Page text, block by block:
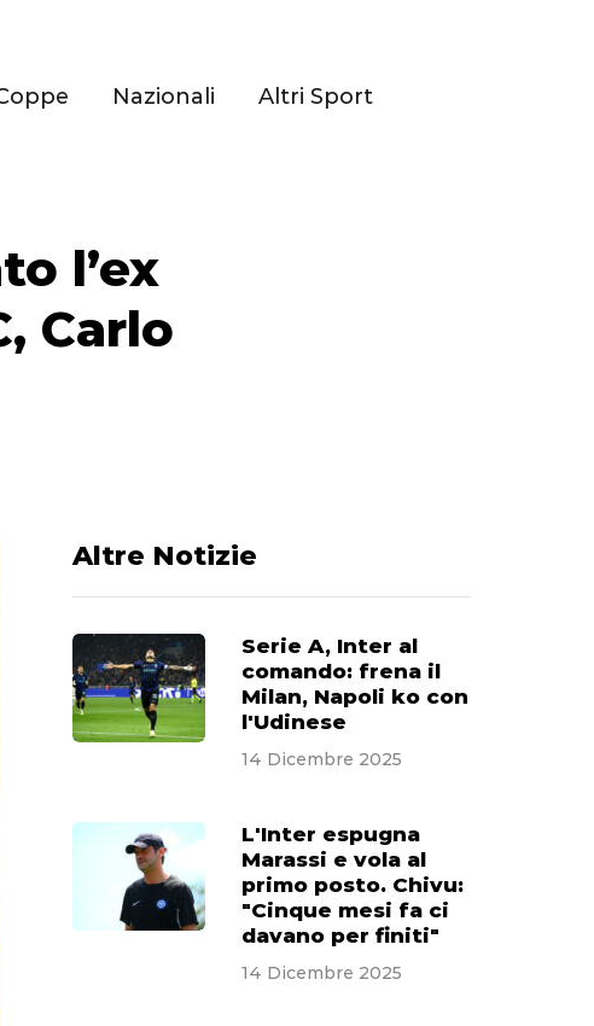
Nazionali Altri Sport
l’ex
Carlo
Altre Notizie
Serie A, Inter al
comando: frena il
Milan, Napoli ko con
l'Udinese
14 Dicembre 2025
L'Inter espugna
Marassi e vola al
primo posto. Chivu:
"Cinque mesi fa ci
davano per finiti"
14 Dicembre 2025